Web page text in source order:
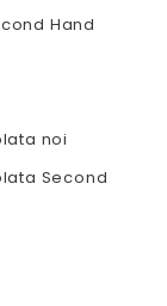
Hand
noi
Second